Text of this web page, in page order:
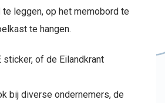
leggen, op het memobord te
te hangen.
sticker, of de Eilandkrant
bij diverse ondernemers, de